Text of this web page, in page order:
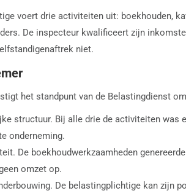
voert drie activiteiten uit: boekhouden,
De inspecteur kwalificeert zijn
niet.
het standpunt van de Belastingdienst
structuur. Bij alle drie de activiteiten was
onderneming.
De boekhoudwerkzaamheden
omzet op.
De belastingplichtige kan zijn